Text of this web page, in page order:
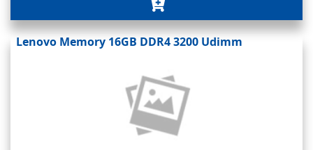
Lenovo Memory 16GB DDR4 3200 Udimm